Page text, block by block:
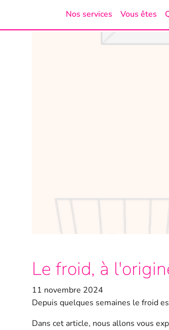
Nos services Vous êtes
Le froid, à
11 novembre 2024
Depuis quelques semaines le froid
Dans cet article, nous allons vous